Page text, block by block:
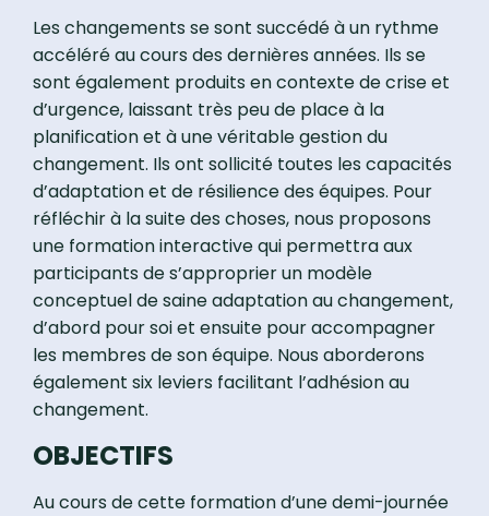
Les changements se sont succédé à un rythme
accéléré au cours des dernières années. Ils se
sont également produits en contexte de crise et
d’urgence, laissant très peu de place à la
planification et à une véritable gestion du
changement. Ils ont sollicité toutes les capacités
d’adaptation et de résilience des équipes. Pour
réfléchir à la suite des choses, nous proposons
une formation interactive qui permettra aux
participants de s’approprier un modèle
conceptuel de saine adaptation au changement,
d’abord pour soi et ensuite pour accompagner
les membres de son équipe. Nous aborderons
également six leviers facilitant l’adhésion au
changement.
OBJECTIFS
Au cours de cette formation d’une demi-journée